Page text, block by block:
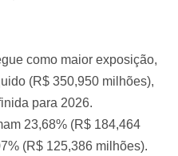
como maior exposição,
(R$ 350,950 milhões),
para 2026.
23,68% (R$ 184,464
(R$ 125,386 milhões).